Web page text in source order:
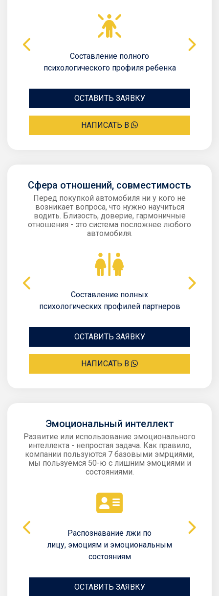
Составление полного
психологического профиля ребенка
ОСТАВИТЬ ЗАЯВКУ
НАПИСАТЬ В
Сфера отношений, совместимость
Перед покупкой автомобиля ни у кого не
возникает вопроса, что нужно научиться
водить. Близость, доверие, гармоничные
отношения - это система посложнее любого
автомобиля.
Составление полных
психологических профилей партнеров
ОСТАВИТЬ ЗАЯВКУ
НАПИСАТЬ В
Эмоциональный интеллект
Развитие или использование эмоционального
интеллекта - непростая задача. Как правило,
компании пользуются 7 базовыми эмрциями,
мы пользуемся 50-ю с лишним эмоциями и
состояниями.
Распознавание лжи по
лицу, эмоциям и эмоциональным
состояниям
ОСТАВИТЬ ЗАЯВКУ